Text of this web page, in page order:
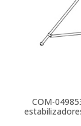
COM-